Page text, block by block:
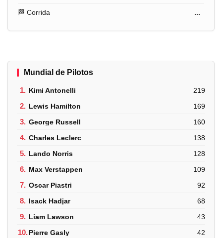
🏁 Corrida ...
Mundial de Pilotos
1. Kimi Antonelli 219
2. Lewis Hamilton 169
3. George Russell 160
4. Charles Leclerc 138
5. Lando Norris 128
6. Max Verstappen 109
7. Oscar Piastri 92
8. Isack Hadjar 68
9. Liam Lawson 43
10.Pierre Gasly 42